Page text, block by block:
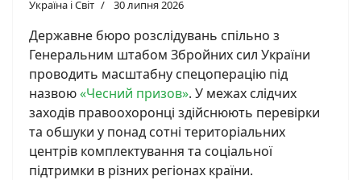
Україна і Світ 30 липня 2026
Державне бюро розслідувань спільно з
Генеральним штабом Збройних сил України
проводить масштабну спецоперацію під
назвою«Чесний призов». У межах слідчих
заходів правоохоронці здійснюють перевірки
та обшуки у понад сотні територіальних
центрів комплектування та соціальної
підтримки в різних регіонах країни.